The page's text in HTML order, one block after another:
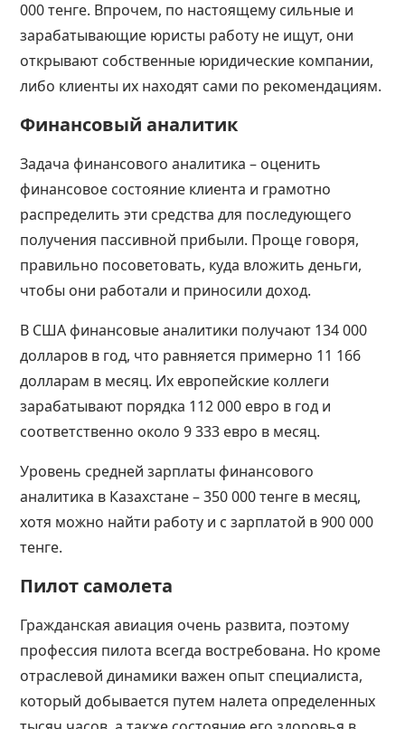
000 тенге. Впрочем, по настоящему сильные и
зарабатывающие юристы работу не ищут, они
открывают собственные юридические компании,
либо клиенты их находят сами по рекомендациям.
Финансовый аналитик
Задача финансового аналитика – оценить
финансовое состояние клиента и грамотно
распределить эти средства для последующего
получения пассивной прибыли. Проще говоря,
правильно посоветовать, куда вложить деньги,
чтобы они работали и приносили доход.
В США финансовые аналитики получают 134 000
долларов в год, что равняется примерно 11 166
долларам в месяц. Их европейские коллеги
зарабатывают порядка 112 000 евро в год и
соответственно около 9 333 евро в месяц.
Уровень средней зарплаты финансового
аналитика в Казахстане – 350 000 тенге в месяц,
хотя можно найти работу и с зарплатой в 900 000
тенге.
Пилот самолета
Гражданская авиация очень развита, поэтому
профессия пилота всегда востребована. Но кроме
отраслевой динамики важен опыт специалиста,
который добывается путем налета определенных